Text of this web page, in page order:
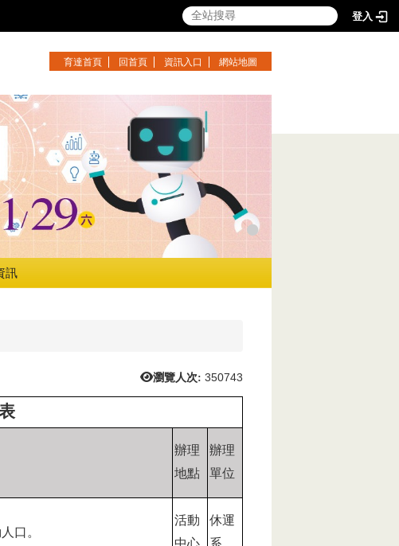
登入
育達首頁 回首頁 資訊入口 網站地圖
訊
瀏覽人次: 350743
辦理
地點
辦理
單位
口。
活動
中心
休運
系